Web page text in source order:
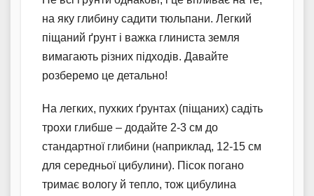
на яку глибину садити тюльпани. Легкий
піщаний ґрунт і важка глиниста земля
вимагають різних підходів. Давайте
розберемо це детально!
На легких, пухких ґрунтах (піщаних) садіть
трохи глибше – додайте 2-3 см до
стандартної глибини (наприклад, 12-15 см
для середньої цибулини). Пісок погано
тримає вологу й тепло, тож цибулина